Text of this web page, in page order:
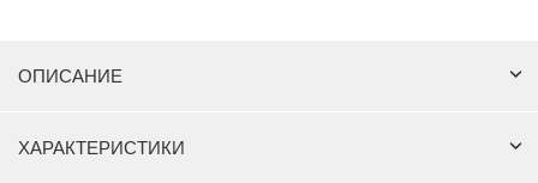
ОПИСАНИЕ
ХАРАКТЕРИСТИКИ